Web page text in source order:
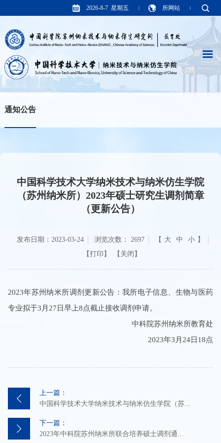
2026-8-7 星期五 所网站
通知公告
中国科学技术大学纳米技术与纳米仿生学院
（苏州纳米所）2023年硕士研究生调剂简章
（更新公告）
发布日期：2023-03-24 浏览次数： 2697 【 大 中 小 】
【关闭】
2023年苏州纳米所调剂更新公告：我所电子信息、生物与医药
专业拟于3月27日早上8点截止接收调剂申请。
中科院苏州纳米所教育处
2023年3月24日18点
上一篇：
中国科学技术大学纳米技术与纳米仿生学院（苏...
下一篇：
2023年中科院苏州纳米所联合培养硕士调剂通...